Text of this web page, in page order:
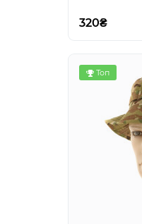
320₴
Топ